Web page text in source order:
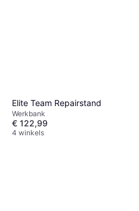
Elite Team Repairstand
Werkbank
€ 122,99
4 winkels